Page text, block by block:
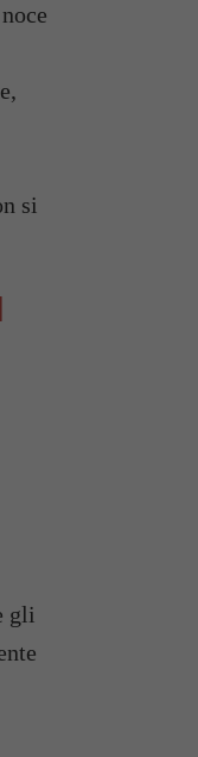
si
gli